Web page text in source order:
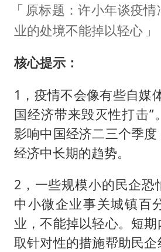
38岁演员求
胜宏科技：
美股存储板
百花奖开幕
胡彦斌韩磊
夯实基础开
原标题：许小年谈疫
业的处境不能掉以轻心
核心提示：
1，疫情不会像有些自媒
国经济带来毁灭性打击”
影响中国经济二三个季
经济中长期的趋势。
2，一些规模小的民企恐
中小微企业事关城镇百
业，不能掉以轻心。短
取针对性的措施帮助民